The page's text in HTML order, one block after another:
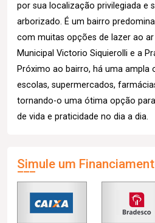
por sua localização privilegiada e
arborizado. É um bairro
com muitas opções de lazer ao
Municipal Victorio Siquierolli e a
Próximo ao bairro, há uma
escolas, supermercados,
tornando-o uma ótima opção
de vida e praticidade no dia a dia.
Simule um